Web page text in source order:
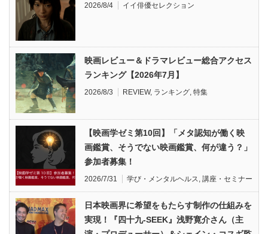
2026/8/4 イイ俳優セレクション
映画レビュー＆ドラマレビュー総合アクセス
ランキング【2026年7月】
2026/8/3 REVIEW, ランキング, 特集
【映画学ゼミ第10回】「メタ認知が働く映
画鑑賞、そうでない映画鑑賞、何が違う？」
参加者募集！
2026/7/31 学び・メンタルヘルス, 講座・セミナー
日本映画界に希望をもたらす制作の仕組みを
実現！『四十九-SEEK』浅野寛介さん（主